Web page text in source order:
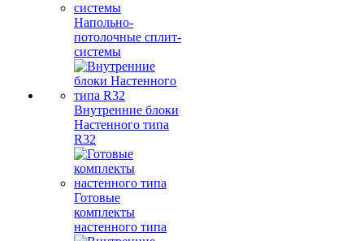
Напольно-
потолочные сплит-
системы
Внутренние блоки
Настенного типа
R32
Готовые
комплекты
настенного типа